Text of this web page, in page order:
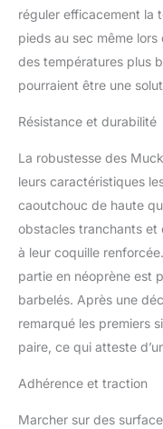
réguler efficacement la
pieds au sec même
des températures plus
pourraient être une
Résistance et durabilité
La robustesse des
leurs caractéristiques
caoutchouc de haute
obstacles tranchants
à leur coquille
partie en néoprène est
barbelés. Après une
remarqué les premiers
paire, ce qui atteste
Adhérence et traction
Marcher sur des